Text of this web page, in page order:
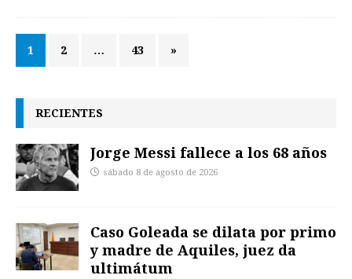
1 2 … 43 »
RECIENTES
Jorge Messi fallece a los 68 años
sábado 8 de agosto de 2026
Caso Goleada se dilata por primo
y madre de Aquiles, juez da
ultimátum